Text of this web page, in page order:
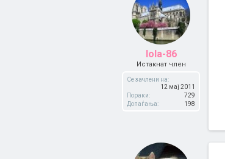
lola-86
Истакнат член
Се зачлени на:
12 мај 2011
Пораки:
729
Допаѓања:
198